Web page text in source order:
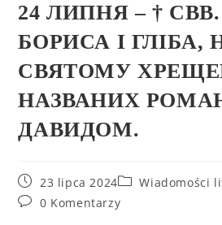
24 ЛИПНЯ – †
БОРИСА І ГЛІБА,
СВЯТОМУ
НАЗВАНИХ
ДАВИДОМ.
23 lipca 2024
Wiadomości
0 Komentarzy